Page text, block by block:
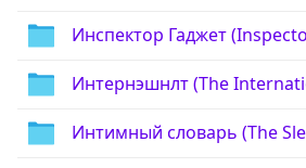
Инспектор Гаджет
Интернэшнлт (The
Интимный словарь (The